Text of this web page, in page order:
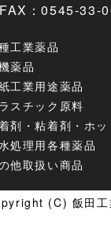
FAX：0545-33-
工業薬品
薬品
工業用途薬品
スチック原料
剤・粘着剤・ホッ
処理用各種薬品
他取扱い商品
(C) 飯田